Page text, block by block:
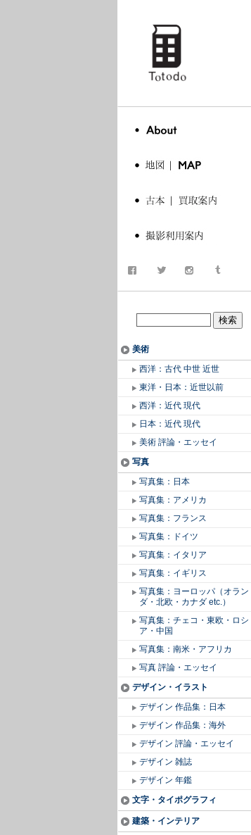
美術
西洋：古代 中世 近世
東洋・日本：近世以前
西洋：近代 現代
日本：近代 現代
美術 評論・エッセイ
写真
写真集：日本
写真集：アメリカ
写真集：フランス
写真集：ドイツ
写真集：イタリア
写真集：イギリス
写真集：ヨーロッパ（オラン
ダ・北欧・カナダ etc.）
写真集：チェコ・東欧・ロシ
ア・中国
写真集：南米・アフリカ
写真 評論・エッセイ
デザイン・イラスト
デザイン 作品集：日本
デザイン 作品集：海外
デザイン 評論・エッセイ
デザイン 雑誌
デザイン 年鑑
文字・タイポグラフィ
建築・インテリア